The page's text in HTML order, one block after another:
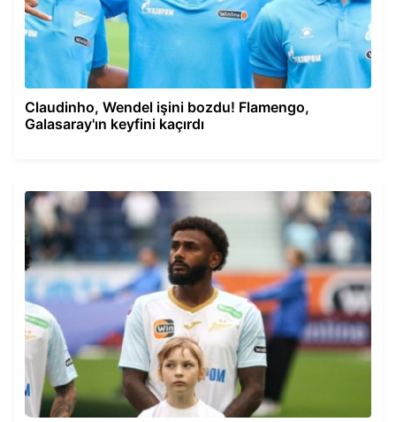
Claudinho, Wendel işini bozdu! Flamengo,
Galasaray'ın keyfini kaçırdı